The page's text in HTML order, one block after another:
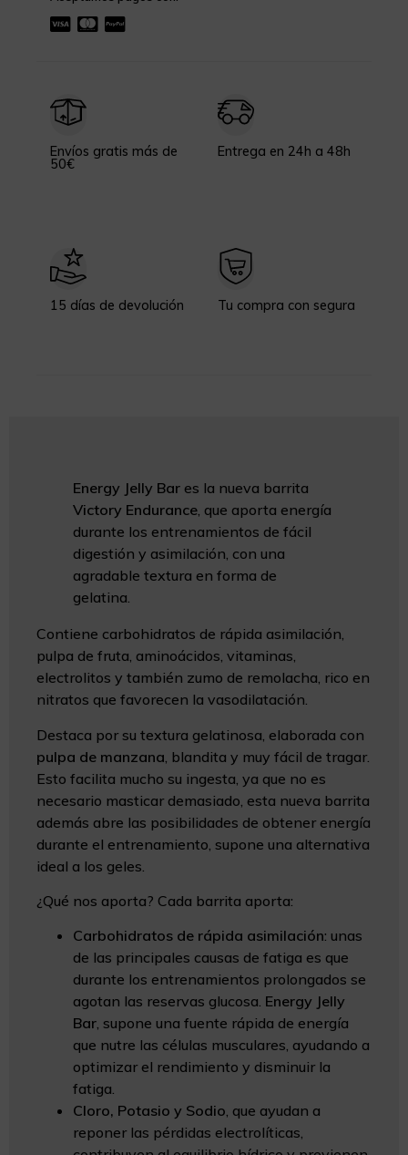
Envíos gratis más de
50€
Entrega en 24h a 48h
15 días de devolución Tu compra con segura
Energy Jelly Bar es la nueva barrita
Victory Endurance, que aporta energía
durante los entrenamientos de fácil
digestión y asimilación, con una
agradable textura en forma de
gelatina.
Contiene carbohidratos de rápida asimilación,
pulpa de fruta, aminoácidos, vitaminas,
electrolitos y también zumo de remolacha, rico en
nitratos que favorecen la vasodilatación.
Destaca por su textura gelatinosa, elaborada con
pulpa de manzana , blandita y muy fácil de tragar.
Esto facilita mucho su ingesta, ya que no es
necesario masticar demasiado, esta nueva barrita
además abre las posibilidades de obtener energía
durante el entrenamiento, supone una alternativa
ideal a los geles.
¿Qué nos aporta? Cada barrita aporta:
Carbohidratos de rápida asimilación: unas
de las principales causas de fatiga es que
durante los entrenamientos prolongados se
agotan las reservas glucosa. Energy Jelly
Bar, supone una fuente rápida de energía
que nutre las células musculares, ayudando a
optimizar el rendimiento y disminuir la
fatiga.
Cloro, Potasio y Sodio, que ayudan a
reponer las pérdidas electrolíticas,